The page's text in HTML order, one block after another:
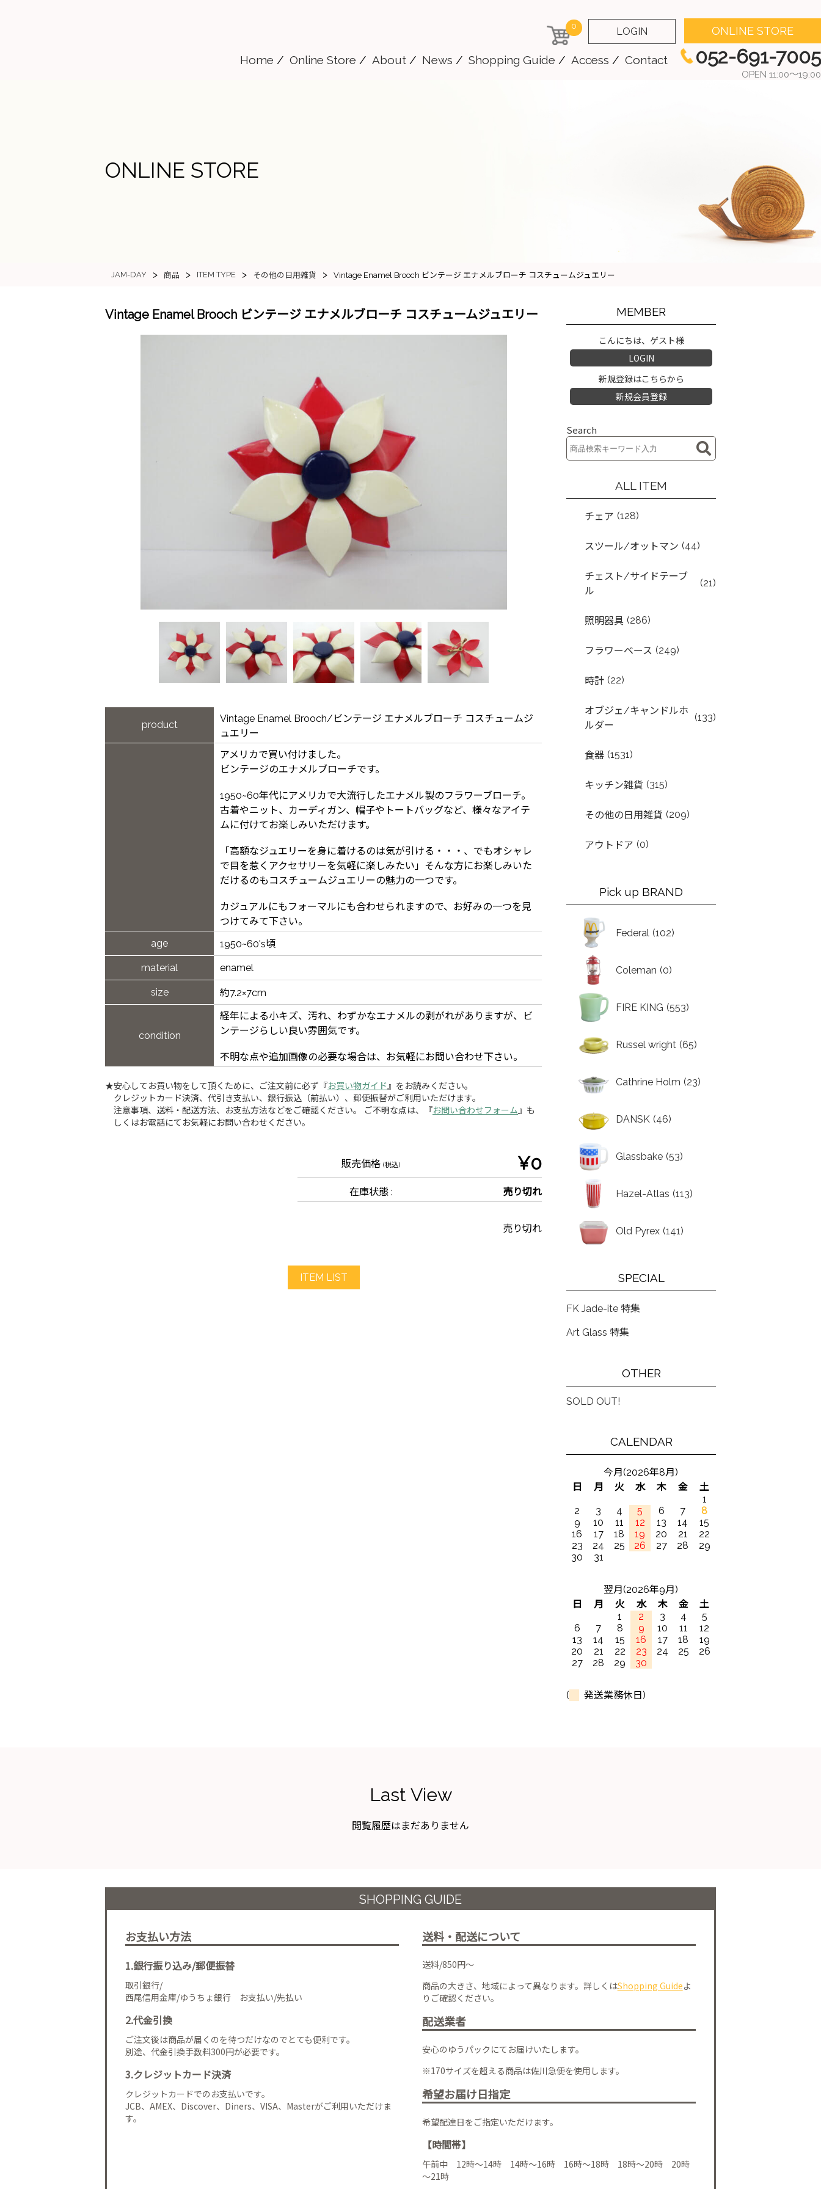
0 LOGIN ONLINE STORE
Home Online Store About News Shopping Guide Access Contact 052-691-7005
OPEN 11:00～19:00
ONLINE STORE
JAM-DAY > 商品 > ITEM TYPE > その他の日用雑貨 > Vintage Enamel Brooch ビンテージ エナメルブローチ コスチュームジュエリー
Vintage Enamel Brooch ビンテージ エナメルブローチ コスチュームジュエリー
product
Vintage Enamel Brooch/ビンテージ エナメルブローチ コスチュームジ
ュエリー
アメリカで買い付けました。
ビンテージのエナメルブローチです。
1950~60年代にアメリカで大流行したエナメル製のフラワーブローチ。
古着やニット、カーディガン、帽子やトートバッグなど、様々なアイテ
ムに付けてお楽しみいただけます。
「高額なジュエリーを身に着けるのは気が引ける・・・、でもオシャレ
で目を惹くアクセサリーを気軽に楽しみたい」そんな方にお楽しみいた
だけるのもコスチュームジュエリーの魅力の一つです。
カジュアルにもフォーマルにも合わせられますので、お好みの一つを見
つけてみて下さい。
age
1950~60's頃
material enamel
size 約7.2×7cm
condition
経年による小キズ、汚れ、わずかなエナメルの剥がれがありますが、ビ
ンテージらしい良い雰囲気です。
不明な点や追加画像の必要な場合は、お気軽にお問い合わせ下さい。
★安心してお買い物をして頂くために、ご注文前に必ず『お買い物ガイド 』をお読みください。
クレジットカード決済、代引き支払い、銀行振込（前払い）、郵便振替がご利用いただけます。
注意事項、送料・配送方法、お支払方法などをご確認ください。 ご不明な点は、『お問い合わせフォーム 』も
しくはお電話にてお気軽にお問い合わせください。
販売価格(税込) ¥0
在庫状態 : 売り切れ
売り切れ
ITEM LIST
MEMBER
こんにちは、ゲスト様
LOGIN
新規登録はこちらから
新規会員登録
Search
ALL ITEM
チェア (128)
スツール/オットマン (44)
チェスト/サイドテーブ
ル
(21)
照明器具 (286)
フラワーベース (249)
時計 (22)
オブジェ/キャンドルホ
ルダー
(133)
食器 (1531)
キッチン雑貨 (315)
その他の日用雑貨 (209)
アウトドア (0)
Pick up BRAND
Federal (102)
Coleman (0)
FIRE KING (553)
Russel wright (65)
Cathrine Holm (23)
DANSK (46)
Glassbake (53)
Hazel-Atlas (113)
Old Pyrex (141)
SPECIAL
FK Jade-ite 特集
Art Glass 特集
OTHER
SOLD OUT!
CALENDAR
今月(2026年8月)
日
月 火 水 木 金
土
1
2
3 4 5 6 7
8
9
10 11 12 13 14
15
16
17 18 19 20 21
22
23
24 25 26 27 28
29
30
31
翌月(2026年9月)
日
月 火 水 木 金
土
1
2 3 4
5
6
7 8 9 10 11
12
13
14 15 16 17 18
19
20
21 22 23 24 25
26
27
28 29 30
( 発送業務休日)
Last View
閲覧履歴はまだありません
SHOPPING GUIDE
お支払い方法
1.銀行振り込み/郵便振替
取引銀行/
西尾信用金庫/ゆうちょ銀行 お支払い/先払い
2.代金引換
ご注文後は商品が届くのを待つだけなのでとても便利です。
別途、代金引換手数料300円が必要です。
3.クレジットカード決済
クレジットカードでのお支払いです。
JCB、AMEX、Discover、Diners、VISA、Masterがご利用いただけま
す。
送料・配送について
送料/850円～
商品の大きさ、地域によって異なります。詳しくはShopping Guideよ
りご確認ください。
配送業者
安心のゆうパックにてお届けいたします。
※170サイズを超える商品は佐川急便を使用します。
希望お届け日指定
希望配達日をご指定いただけます。
【時間帯】
午前中 12時～14時 14時～16時 16時～18時 18時～20時 20時
～21時